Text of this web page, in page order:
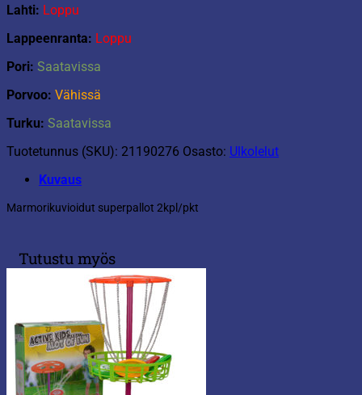
Lahti: Loppu
Lappeenranta: Loppu
Pori: Saatavissa
Porvoo: Vähissä
Turku: Saatavissa
Tuotetunnus (SKU): 21190276 Osasto: Ulkolelut
Kuvaus
Marmorikuvioidut superpallot 2kpl/pkt
Tutustu myös